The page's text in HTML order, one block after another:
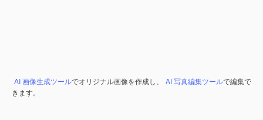
AI 画像生成ツールでオリジナル画像を作成し、 AI 写真編集ツールで編集で
きます。